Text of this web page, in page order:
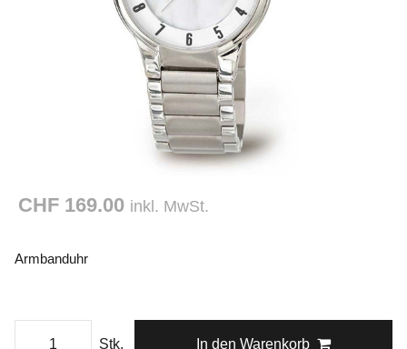
CHF 169.00 inkl. MwSt.
Armbanduhr
Stk. In den Warenkorb